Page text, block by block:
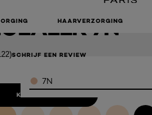
HAARVERZORGING
RADIANT
7N
SCHRIJF EEN REVIEW
KOOP ONLINE BIJ
Color
7N